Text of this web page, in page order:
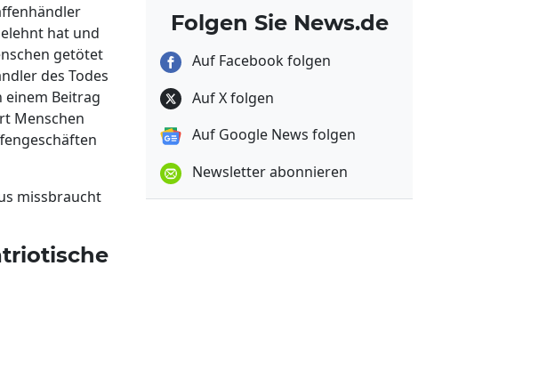
hat und
getötet
des Todes
einem Beitrag
Menschen
missbraucht
Folgen Sie News.de
Auf Facebook folgen
Auf X folgen
Auf Google News folgen
Newsletter abonnieren